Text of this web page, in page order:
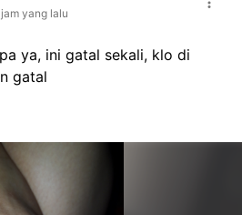
kontraksi, keluar lendir darah,
gerak janin berkurang. Segera ke
yang lalu
ya, ini gatal sekali, klo di
gatal